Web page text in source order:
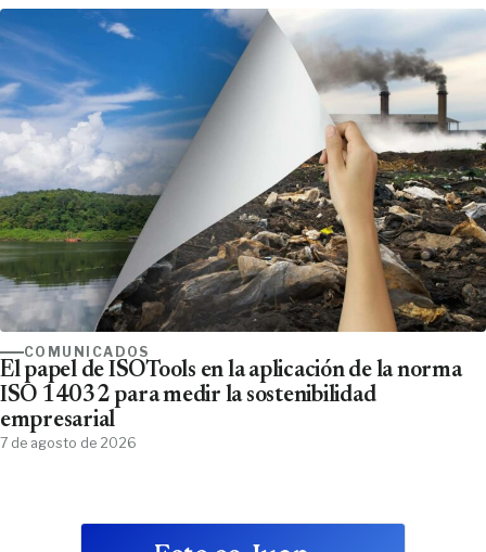
COMUNICADOS
El papel de ISOTools en la aplicación de la norma
ISO 14032 para medir la sostenibilidad
empresarial
7 de agosto de 2026